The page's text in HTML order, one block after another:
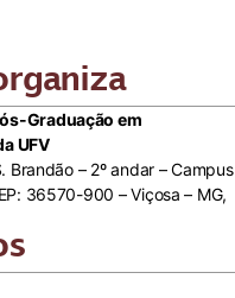
Graduação em
UFV
Brandão – 2º andar – Campus
36570-900 – Viçosa – MG,